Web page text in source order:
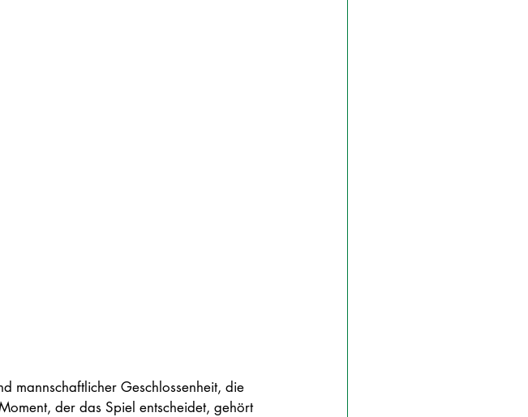
mannschaftlicher Geschlossenheit, die
der das Spiel entscheidet, gehört